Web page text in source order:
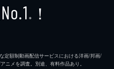
No.1 ※ ！
定額制動画配信サービスにおける洋画/邦画/
ニメを調査。別途、有料作品あり。